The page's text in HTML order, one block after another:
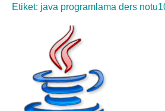
Cansu
GÜVEN
Etiket: java programlama ders